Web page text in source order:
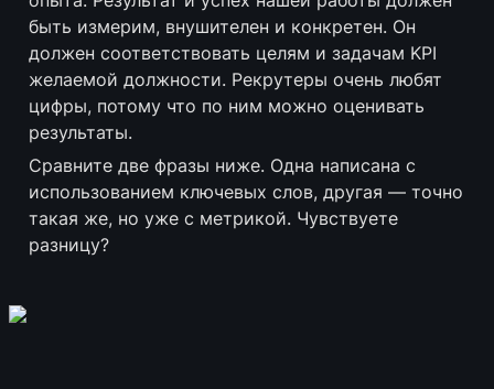
быть измерим, внушителен и конкретен. Он
должен соответствовать целям и задачам KPI
желаемой должности. Рекрутеры очень любят
цифры, потому что по ним можно оценивать
результаты.
Сравните две фразы ниже. Одна написана с
использованием ключевых слов, другая — точно
такая же, но уже с метрикой. Чувствуете
разницу?